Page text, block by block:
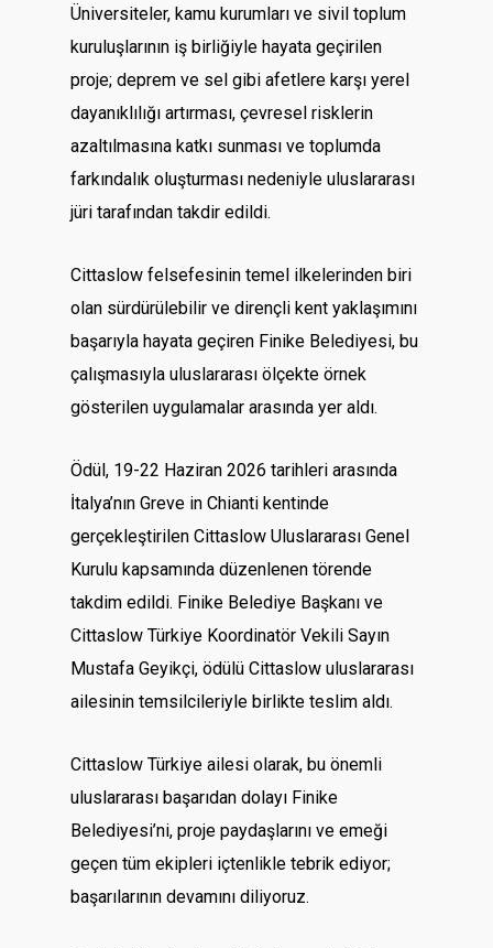
Üniversiteler, kamu kurumları ve sivil toplum
kuruluşlarının iş birliğiyle hayata geçirilen
proje; deprem ve sel gibi afetlere karşı yerel
dayanıklılığı artırması, çevresel risklerin
azaltılmasına katkı sunması ve toplumda
farkındalık oluşturması nedeniyle uluslararası
jüri tarafından takdir edildi.
Cittaslow felsefesinin temel ilkelerinden biri
olan sürdürülebilir ve dirençli kent yaklaşımını
başarıyla hayata geçiren Finike Belediyesi, bu
çalışmasıyla uluslararası ölçekte örnek
gösterilen uygulamalar arasında yer aldı.
Ödül, 19-22 Haziran 2026 tarihleri arasında
İtalya’nın Greve in Chianti kentinde
gerçekleştirilen Cittaslow Uluslararası Genel
Kurulu kapsamında düzenlenen törende
takdim edildi. Finike Belediye Başkanı ve
Cittaslow Türkiye Koordinatör Vekili Sayın
Mustafa Geyikçi, ödülü Cittaslow uluslararası
ailesinin temsilcileriyle birlikte teslim aldı.
Cittaslow Türkiye ailesi olarak, bu önemli
uluslararası başarıdan dolayı Finike
Belediyesi’ni, proje paydaşlarını ve emeği
geçen tüm ekipleri içtenlikle tebrik ediyor;
başarılarının devamını diliyoruz.